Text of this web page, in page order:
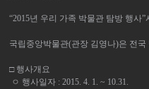
“2015년 우리 가족 박물관 탐방 행사”
국립중앙박물관(관장 김영나)은 전
□ 행사개요
ㅇ 행사일자 : 2015. 4. 1. ~ 10.31.